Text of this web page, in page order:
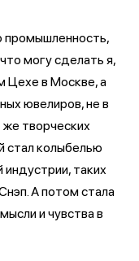
промышленность,
могу сделать я,
Цехе в Москве, а
ювелиров, не в
творческих
стал колыбелью
таких
А потом стала
и чувства в